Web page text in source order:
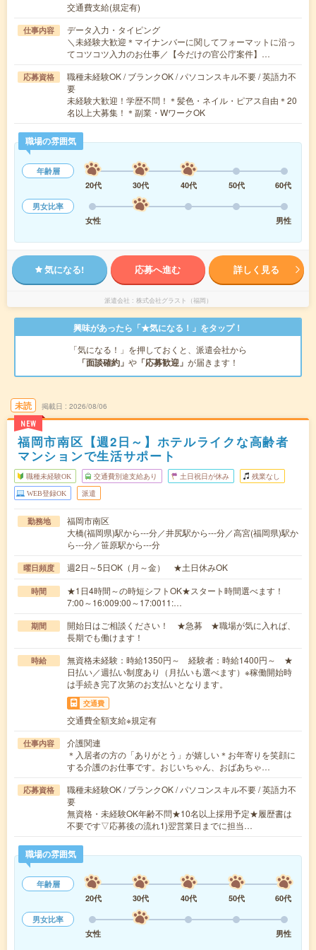
交通費支給(規定有)
仕事内容
データ入力・タイピング
＼未経験大歓迎＊マイナンバーに関してフォーマットに沿っ
てコツコツ入力のお仕事／【今だけの官公庁案件】…
応募資格
職種未経験OK / ブランクOK / パソコンスキル不要 / 英語力不
要
未経験大歓迎！学歴不問！＊髪色・ネイル・ピアス自由＊20
名以上大募集！＊副業・WワークOK
職場の雰囲気
年齢層
20代
30代 40代 50代
60代
男女比率
女性
男性
気になる! 応募へ進む 詳しく見る
派遣会社 株式会社グラスト（福岡）
興味があったら「★気になる！」をタップ！
「気になる！」を押しておくと、派遣会社から
「面談確約」 や 「応募歓迎」 が届きます！
未読
NEW
掲載日 2026/08/06
福岡市南区【週2日～】ホテルライクな高齢者
マンションで生活サポート
職種未経験OK 交通費別途支給あり 土日祝日が休み 残業なし
WEB登録OK 派遣
勤務地
福岡市南区
大橋(福岡県)駅から---分／井尻駅から---分／高宮(福岡県)駅か
ら---分／笹原駅から---分
曜日頻度 週2日～5日OK（月～金） ★土日休みOK
時間
★1日4時間～の時短シフトOK★スタート時間選べます！
7:00～16:009:00～17:0011:…
期間
開始日はご相談ください！ ★急募 ★職場が気に入れば、
長期でも働けます！
時給
無資格未経験：時給1350円～ 経験者：時給1400円～ ★
日払い／週払い制度あり（月払いも選べます）※稼働開始時
は手続き完了次第のお支払いとなります。
交通費
交通費全額支給※規定有
仕事内容
介護関連
＊入居者の方の「ありがとう」が嬉しい＊お年寄りを笑顔に
する介護のお仕事です。おじいちゃん、おばあちゃ…
応募資格
職種未経験OK / ブランクOK / パソコンスキル不要 / 英語力不
要
無資格・未経験OK年齢不問★10名以上採用予定★履歴書は
不要です▽応募後の流れ1)翌営業日までに担当…
職場の雰囲気
年齢層
20代
30代 40代 50代
60代
男女比率
女性
男性